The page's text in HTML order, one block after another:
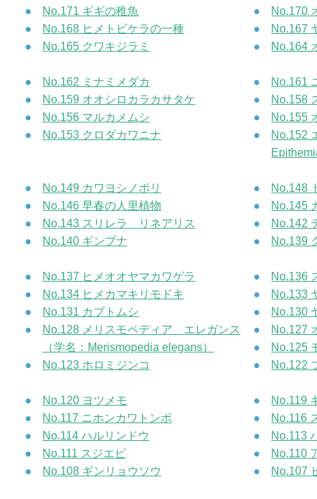
No.171 ギギの稚魚
No.170
No.168 ヒメトビケラの一種
No.167
No.165 クワキジラミ
No.164
No.162 ミナミメダカ
No.161
No.159 オオシロカラカサタケ
No.158
No.156 マルカメムシ
No.155
No.153 クロダカワニナ
No.152
No.149 カワヨシノボリ
No.148
No.146 早春の人里植物
No.145
No.143 スリレラ リネアリス
No.142
No.140 ギンブナ
No.139
No.137 ヒメオオヤマカワゲラ
No.136
No.134 ヒメカマキリモドキ
No.133
No.131 カブトムシ
No.130
No.128 メリスモペディア エレガンス
（学名：Merismopedia elegans）
No.127
No.125
No.123 ホロミジンコ
No.122
No.120 ヨツメモ
No.119
No.117 ニホンカワトンボ
No.116
No.114 ハルリンドウ
No.113
No.111 スジエビ
No.110
No.108 ギンリョウソウ
No.107